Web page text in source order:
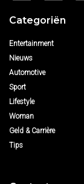
Categoriën
Entertainment
Nieuws
Automotive
Sport
Lifestyle
Woman
Geld & Carrière
Tips